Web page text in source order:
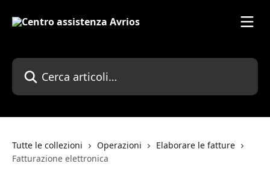
Cerca articoli…
Tutte le collezioni Operazioni
Elaborare le fatture
Fatturazione elettronica